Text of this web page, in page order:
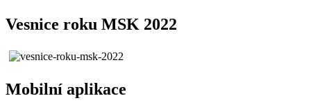
Vesnice roku MSK 2022
Mobilní aplikace